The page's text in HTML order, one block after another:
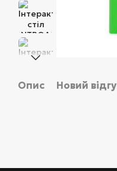
Опис Новий